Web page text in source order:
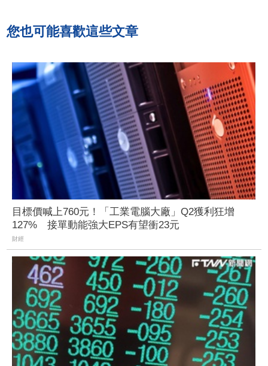
您也可能喜歡這些文章
目標價喊上760元！「工業電腦大廠」Q2獲利狂增
127% 接單動能強大EPS有望衝23元
財經